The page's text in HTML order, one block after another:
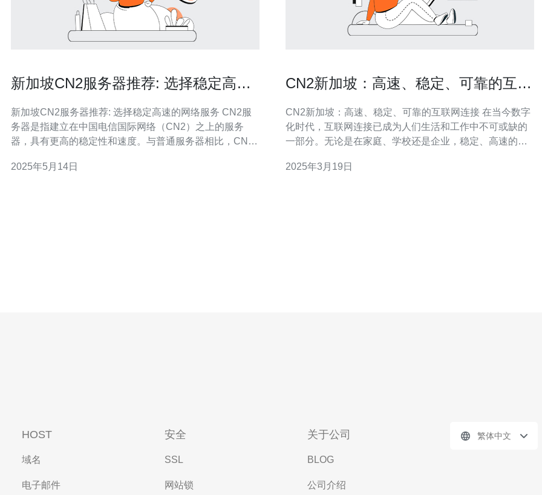
新加坡CN2服务器推荐: 选择稳定高速
新加坡CN2服务器推荐: 选择稳定高速的网络服务 CN2服
务器是指建立在中国电信国际网络（CN2）之上的服务
器，具有更高的稳定性和速度。与普通服务器相比，CN2
行业的青睐。 新加坡作为亚洲的重要网络枢纽，拥有良好
2025年5月14日
CN2新加坡：高速、稳定、可靠的互联
CN2新加坡：高速、稳定、可靠的互联网连接 在当今数字
化时代，互联网连接已成为人们生活和工作中不可或缺的
一部分。无论是在家庭、学校还是企业，稳定、高速的互
关重要。 作为一个发达的亚洲国家，新加坡一直致力于提
2025年3月19日
HOST
域名
电子邮件
安全
SSL
网站锁
关于公司
BLOG
公司介绍
繁体中文